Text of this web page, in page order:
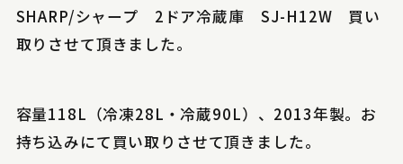
SHARP/シャープ 2ドア冷蔵庫 SJ-H12W 買い
取りさせて頂きました。
容量118L（冷凍28L・冷蔵90L）、2013年製。お
持ち込みにて買い取りさせて頂きました。